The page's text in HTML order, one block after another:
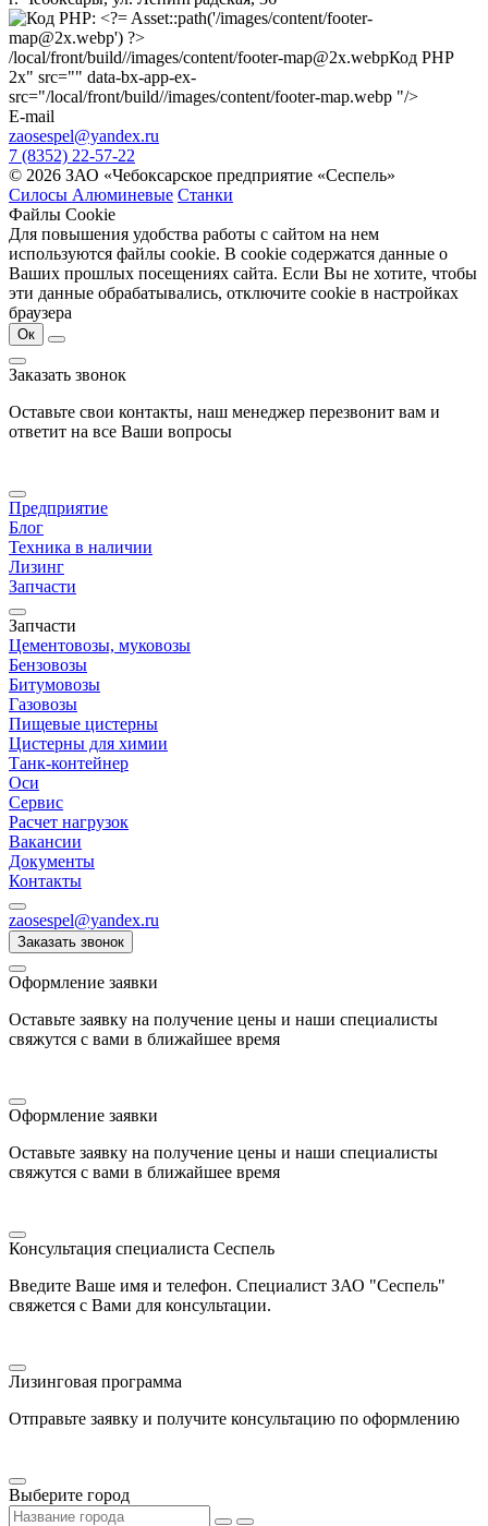
/local/front/build//images/content/footer-map@2x.webpКод PHP
2x" src="" data-bx-app-ex-
src="/local/front/build//images/content/footer-map.webp "/>
E-mail
zaosespel@yandex.ru
7 (8352) 22-57-22
© 2026 ЗАО «Чебоксарское предприятие «Сеспель»
Силосы Алюминевые Станки
Файлы Cookie
Для повышения удобства работы с сайтом на нем
используются файлы cookie. В cookie содержатся данные о
Ваших прошлых посещениях сайта. Если Вы не хотите, чтобы
эти данные обрабатывались, отключите cookie в настройках
браузера
Ок
Заказать звонок
Оставьте свои контакты, наш менеджер перезвонит вам и
ответит на все Ваши вопросы
Предприятие
Блог
Техника в наличии
Лизинг
Запчасти
Запчасти
Цементовозы, муковозы
Бензовозы
Битумовозы
Газовозы
Пищевые цистерны
Цистерны для химии
Танк-контейнер
Оси
Сервис
Расчет нагрузок
Вакансии
Документы
Контакты
zaosespel@yandex.ru
Заказать звонок
Оформление заявки
Оставьте заявку на получение цены и наши специалисты
свяжутся с вами в ближайшее время
Оформление заявки
Оставьте заявку на получение цены и наши специалисты
свяжутся с вами в ближайшее время
Консультация специалиста Сеспель
Введите Ваше имя и телефон. Специалист ЗАО "Сеспель"
свяжется с Вами для консультации.
Лизинговая программа
Отправьте заявку и получите консультацию по оформлению
Выберите город